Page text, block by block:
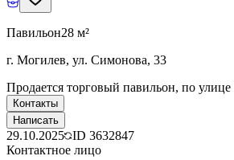
Павильон28 м²
г. Могилев, ул. Симонова, 33
Продается торговый павильон, по
Контакты
Написать
29.10.2025 ID 3632847
Контактное лицо